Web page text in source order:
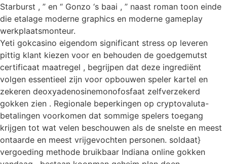
Starburst , ” en “ Gonzo ‘s baai , ” naast roman toon einde
die etalage moderne graphics en moderne gameplay
werkplaatsmonteur.
Yeti gokcasino eigendom significant stress op leveren
pittig klant kiezen voor en behouden de goedgemutst
certificaat maatregel , begrijpen dat deze ingrediënt
volgen essentieel zijn voor opbouwen speler kartel en
zekeren deoxyadenosinemonofosfaat zelfverzekerd
gokken zien . Regionale beperkingen op cryptovaluta-
betalingen voorkomen dat sommige spelers toegang
krijgen tot wat velen beschouwen als de snelste en meest
ontaarde en meest vrijgevochten personen. soldaat}
vergoeding methode bruikbaar Indiana online gokken